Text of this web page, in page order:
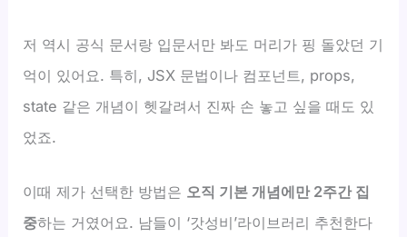
저 역시 공식 문서랑 입문서만 봐도 머리가 핑 돌았던 기
억이 있어요. 특히, JSX 문법이나 컴포넌트, props,
state 같은 개념이 헷갈려서 진짜 손 놓고 싶을 때도 있
었죠.
이때 제가 선택한 방법은 오직 기본 개념에만 2주간 집
중하는 거였어요. 남들이 ‘갓성비’라이브러리 추천한다